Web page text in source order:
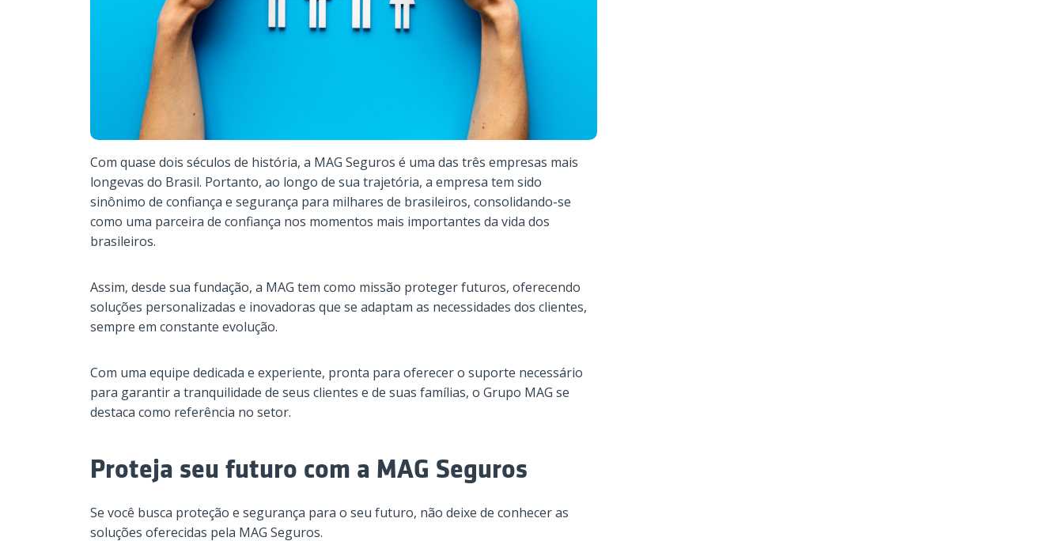
Com quase dois séculos de história, a MAG Seguros é uma das três empresas mais
longevas do Brasil. Portanto, ao longo de sua trajetória, a empresa tem sido
sinônimo de confiança e segurança para milhares de brasileiros, consolidando-se
como uma parceira de confiança nos momentos mais importantes da vida dos
brasileiros.
Assim, desde sua fundação, a MAG tem como missão proteger futuros, oferecendo
soluções personalizadas e inovadoras que se adaptam as necessidades dos clientes,
sempre em constante evolução.
Com uma equipe dedicada e experiente, pronta para oferecer o suporte necessário
para garantir a tranquilidade de seus clientes e de suas famílias, o Grupo MAG se
destaca como referência no setor.
Proteja seu futuro com a MAG Seguros
Se você busca proteção e segurança para o seu futuro, não deixe de conhecer as
soluções oferecidas pela MAG Seguros.